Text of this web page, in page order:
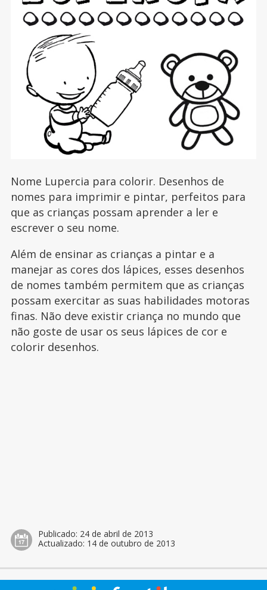
Nome Lupercia para colorir. Desenhos de
nomes para imprimir e pintar, perfeitos para
que as crianças possam aprender a ler e
escrever o seu nome.
Além de ensinar as crianças a pintar e a
manejar as cores dos lápices, esses desenhos
de nomes também permitem que as crianças
possam exercitar as suas habilidades motoras
finas. Não deve existir criança no mundo que
não goste de usar os seus lápices de cor e
colorir desenhos.
Publicado: 24 de abril de 2013
Actualizado: 14 de outubro de 2013